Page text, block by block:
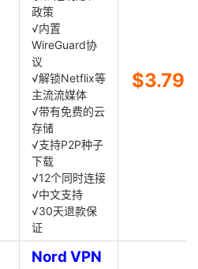
政策
√内置
WireGuard协
议
√解锁Netflix等
主流流媒体
√带有免费的云
存储
√支持P2P种子
下载
√12个同时连接
√中文支持
√30天退款保
证
$3.79
Nord VPN